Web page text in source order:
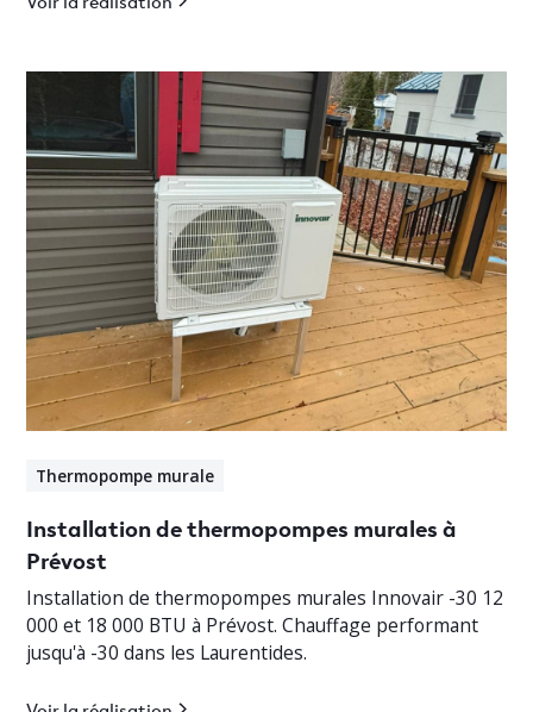
Thermopompe murale
Installation de thermopompes murales à
Prévost
Installation de thermopompes murales Innovair -30 12
000 et 18 000 BTU à Prévost. Chauffage performant
jusqu'à -30 dans les Laurentides.